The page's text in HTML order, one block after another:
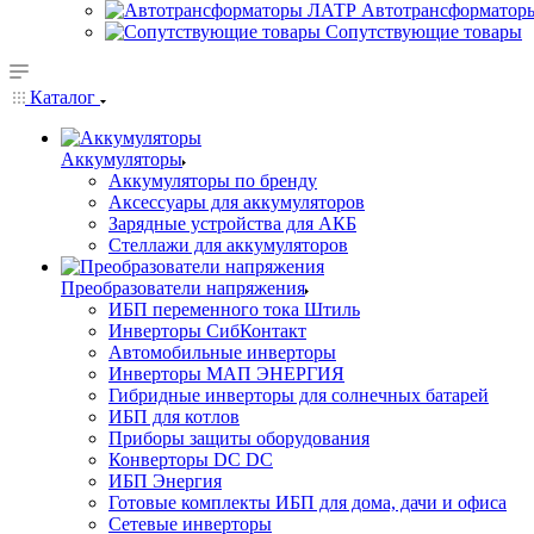
Сопутствующие товары
Каталог
Аккумуляторы
Аккумуляторы по бренду
Аксессуары для аккумуляторов
Зарядные устройства для АКБ
Стеллажи для аккумуляторов
Преобразователи напряжения
ИБП переменного тока Штиль
Инверторы СибКонтакт
Автомобильные инверторы
Инверторы МАП ЭНЕРГИЯ
Гибридные инверторы для солнечных батарей
ИБП для котлов
Приборы защиты оборудования
Конверторы DC DC
ИБП Энергия
Готовые комплекты ИБП для дома, дачи и офиса
Сетевые инверторы